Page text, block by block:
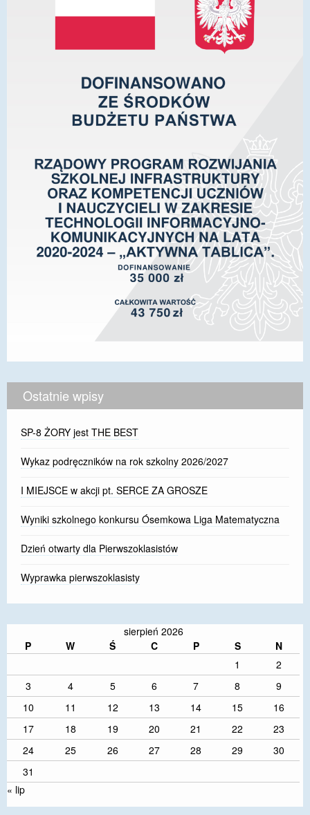
Ostatnie wpisy
SP-8 ŻORY jest THE BEST
Wykaz podręczników na rok szkolny 2026/2027
I MIEJSCE w akcji pt. SERCE ZA GROSZE
Wyniki szkolnego konkursu Ósemkowa Liga Matematyczna
Dzień otwarty dla Pierwszoklasistów
Wyprawka pierwszoklasisty
sierpień 2026
P
W Ś C P S
N
1
2
3
4 5 6 7 8
9
10
11 12 13 14 15
16
17
18 19 20 21 22
23
24
25 26 27 28 29
30
31
« lip